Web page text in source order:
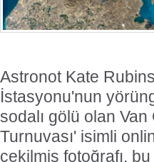
Astronot Kate
İstasyonu'nun
sodalı gölü olan
Turnuvası' isimli
çekilmiş fotoğrafı,